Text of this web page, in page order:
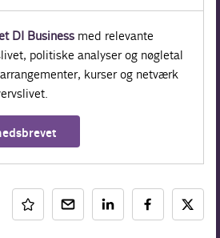
DI Business med relevante
politiske analyser og nøgletal
kurser og netværk